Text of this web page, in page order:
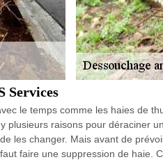
Services
le temps comme les haies de
plusieurs raisons pour déraciner
les changer. Mais avant de
faire une suppression de haie.